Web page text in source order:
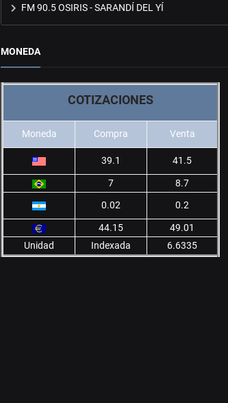
FM 90.5 OSIRIS - SARANDÍ DEL YÍ
MONEDA
COTIZACIONES
Moneda Compra Venta
39.1 41.5
7
8.7
0.02
0.2
44.15
49.01
Unidad
Indexada 6.6335